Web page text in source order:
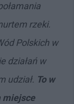
rzeki.
Polskich w
działań w
udział. To w
miejsce